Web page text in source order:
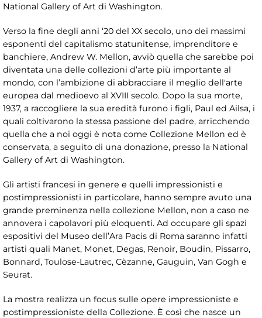
National Gallery of Art di Washington.
Verso la fine degli anni ‘20 del XX secolo, uno dei massimi
esponenti del capitalismo statunitense, imprenditore e
banchiere, Andrew W. Mellon, avviò quella che sarebbe poi
diventata una delle collezioni d’arte più importante al
mondo, con l’ambizione di abbracciare il meglio dell'arte
europea dal medioevo al XVIII secolo. Dopo la sua morte,
1937, a raccogliere la sua eredità furono i figli, Paul ed Ailsa, i
quali coltivarono la stessa passione del padre, arricchendo
quella che a noi oggi è nota come Collezione Mellon ed è
conservata, a seguito di una donazione, presso la National
Gallery of Art di Washington.
Gli artisti francesi in genere e quelli impressionisti e
postimpressionisti in particolare, hanno sempre avuto una
grande preminenza nella collezione Mellon, non a caso ne
annovera i capolavori più eloquenti. Ad occupare gli spazi
espositivi del Museo dell’Ara Pacis di Roma saranno infatti
artisti quali Manet, Monet, Degas, Renoir, Boudin, Pissarro,
Bonnard, Toulose-Lautrec, Cèzanne, Gauguin, Van Gogh e
Seurat.
La mostra realizza un focus sulle opere impressioniste e
postimpressioniste della Collezione. È così che nasce un